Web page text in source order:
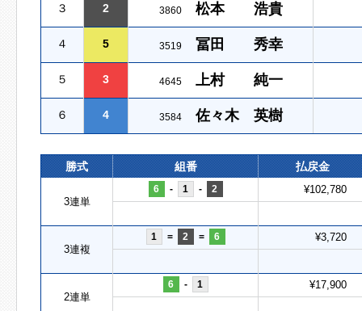
３ 2 3860 松本 浩貴
４ 5 3519 冨田 秀幸
５ 3 4645 上村 純一
６ 4 3584 佐々木 英樹
勝式 組番 払戻金
3連単
6 - 1 - 2 ¥102,780
3連複
1 = 2 = 6 ¥3,720
2連単
6 - 1 ¥17,900